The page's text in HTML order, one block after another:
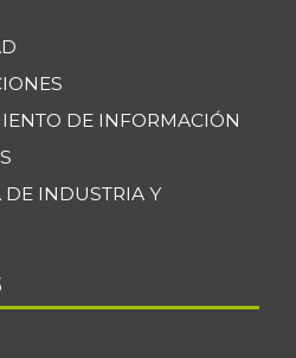
DE INFORMACIÓN
INDUSTRIA Y